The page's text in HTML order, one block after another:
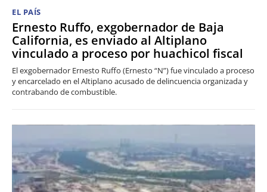
EL PAÍS
Ernesto Ruffo, exgobernador de Baja
California, es enviado al Altiplano
vinculado a proceso por huachicol fiscal
El exgobernador Ernesto Ruffo (Ernesto “N”) fue vinculado a proceso
y encarcelado en el Altiplano acusado de delincuencia organizada y
contrabando de combustible.